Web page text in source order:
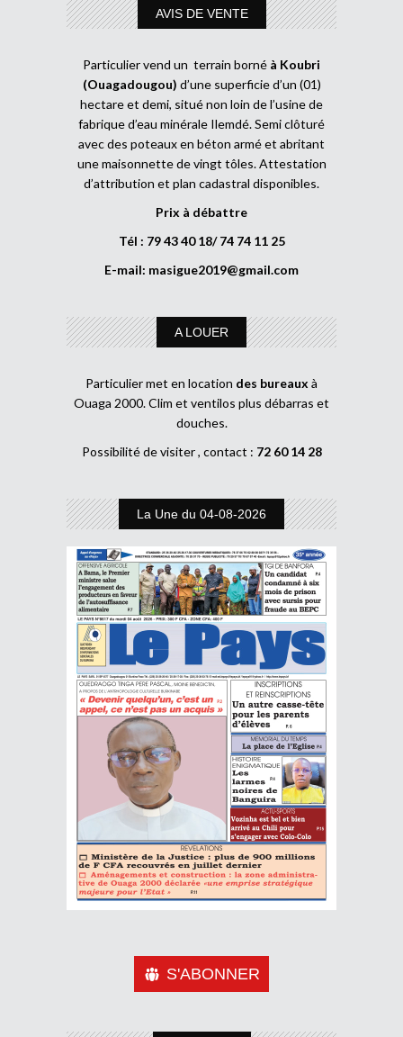
AVIS DE VENTE
Particulier vend un terrain borné à Koubri
(Ouagadougou) d’une superficie d’un (01)
hectare et demi, situé non loin de l’usine de
fabrique d’eau minérale Ilemdé. Semi clôturé
avec des poteaux en béton armé et abritant
une maisonnette de vingt tôles. Attestation
d’attribution et plan cadastral disponibles.
Prix à débattre
Tél : 79 43 40 18/ 74 74 11 25
E-mail: masigue2019@gmail.com
A LOUER
Particulier met en location des bureaux à
Ouaga 2000. Clim et ventilos plus débarras et
douches.
Possibilité de visiter , contact : 72 60 14 28
La Une du 04-08-2026
S'ABONNER